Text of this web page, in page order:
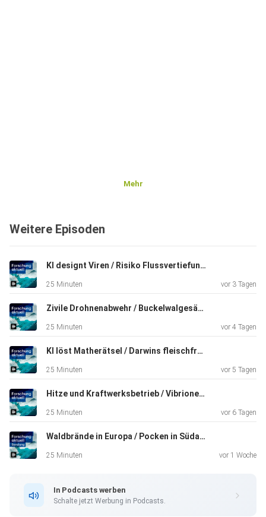
Mehr
Weitere Episoden
KI designt Viren / Risiko Flussvertiefung / E-Scooter / Schneckenschleim
25 Minuten vor 3 Tagen
Zivile Drohnenabwehr / Buckelwalgesänge / Weltraumrecht
25 Minuten vor 4 Tagen
KI löst Matherätsel / Darwins fleischfressende Pflanze / Kühlende Keramik
25 Minuten vor 5 Tagen
Hitze und Kraftwerksbetrieb / Vibrionen / Soziale Medien und Lernleistung
25 Minuten vor 6 Tagen
Waldbrände in Europa / Pocken in Südamerika / SWIFT-Rettungsmission im All
25 Minuten vor 1 Woche
In Podcasts werben
Schalte jetzt Werbung in Podcasts.